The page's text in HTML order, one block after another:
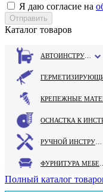
Я даю согласие на
Каталог товаров
Полный каталог